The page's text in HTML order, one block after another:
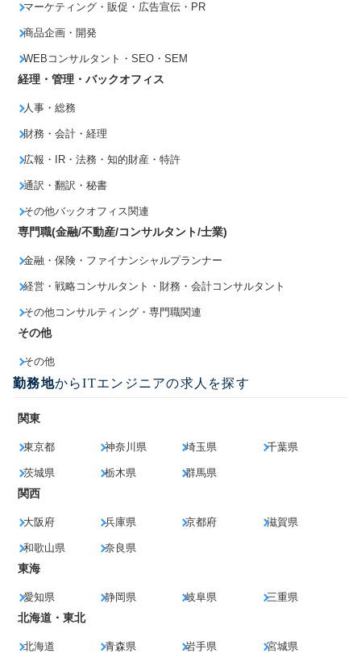
マーケティング・販促・広告宣伝・PR
商品企画・開発
WEBコンサルタント・SEO・SEM
経理・管理・バックオフィス
人事・総務
財務・会計・経理
広報・IR・法務・知的財産・特許
通訳・翻訳・秘書
その他バックオフィス関連
専門職(金融/不動産/コンサルタント/士業)
金融・保険・ファイナンシャルプランナー
経営・戦略コンサルタント・財務・会計コンサルタント
その他コンサルティング・専門職関連
その他
その他
勤務地からITエンジニアの求人を探す
関東
東京都 神奈川県 埼玉県 千葉県
茨城県 栃木県 群馬県
関西
大阪府 兵庫県 京都府 滋賀県
和歌山県 奈良県
東海
愛知県 静岡県 岐阜県 三重県
北海道・東北
北海道 青森県 岩手県 宮城県